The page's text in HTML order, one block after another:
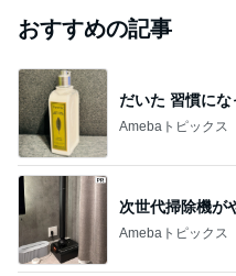
おすすめの記事
だいた 習慣にな
Amebaトピックス
次世代掃除機が
Amebaトピックス